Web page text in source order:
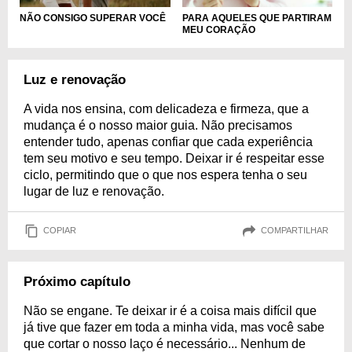
NÃO CONSIGO SUPERAR VOCÊ
PARA AQUELES QUE PARTIRAM
MEU CORAÇÃO
Luz e renovação
A vida nos ensina, com delicadeza e firmeza, que a
mudança é o nosso maior guia. Não precisamos
entender tudo, apenas confiar que cada experiência
tem seu motivo e seu tempo. Deixar ir é respeitar esse
ciclo, permitindo que o que nos espera tenha o seu
lugar de luz e renovação.
COPIAR COMPARTILHAR
Próximo capítulo
Não se engane. Te deixar ir é a coisa mais difícil que
já tive que fazer em toda a minha vida, mas você sabe
que cortar o nosso laço é necessário... Nenhum de